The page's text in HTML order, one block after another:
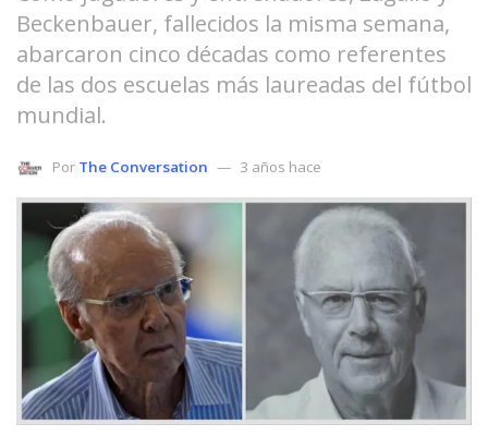
Beckenbauer, fallecidos la misma semana,
abarcaron cinco décadas como referentes
de las dos escuelas más laureadas del fútbol
mundial.
Por The Conversation 3 años hace